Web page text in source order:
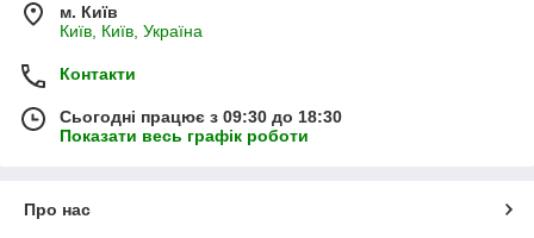
м. Київ
Київ, Київ, Україна
Контакти
Сьогодні працює з 09:30 до 18:30
Показати весь графік роботи
Про нас